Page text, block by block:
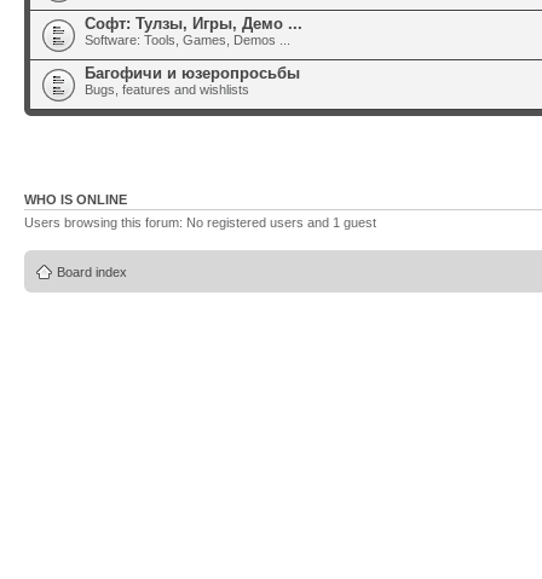
Софт: Тулзы, Игры, Демо ...
Software: Tools, Games, Demos ...
Багофичи и юзеропросьбы
Bugs, features and wishlists
WHO IS ONLINE
Users browsing this forum: No registered users and 1 guest
Board index